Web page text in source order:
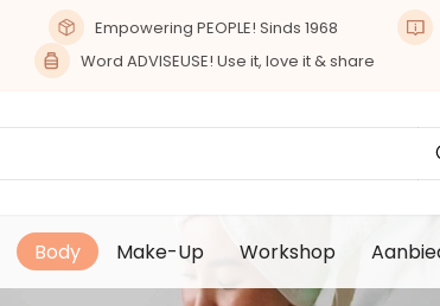
Empowering PEOPLE! Sinds 1968
Word ADVISEUSE! Use it, love it & share
Body Make-Up Workshop